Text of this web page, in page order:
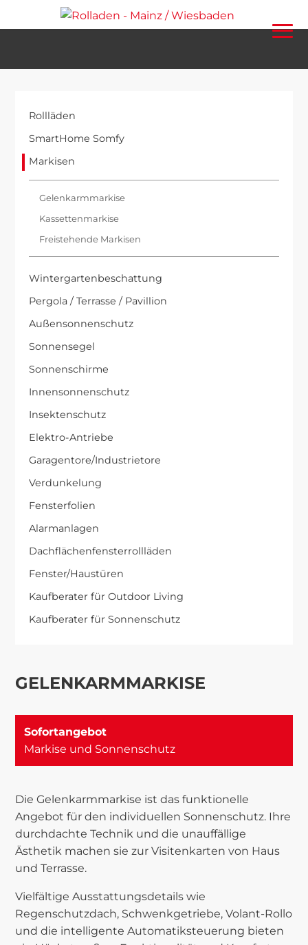
Rollläden
SmartHome Somfy
Markisen
Gelenkarmmarkise
Kassettenmarkise
Freistehende Markisen
Wintergartenbeschattung
Pergola / Terrasse / Pavillion
Außensonnenschutz
Sonnensegel
Sonnenschirme
Innensonnenschutz
Insektenschutz
Elektro-Antriebe
Garagentore/Industrietore
Verdunkelung
Fensterfolien
Alarmanlagen
Dachflächenfensterrollläden
Fenster/Haustüren
Kaufberater für Outdoor Living
Kaufberater für Sonnenschutz
GELENKARMMARKISE
Sofortangebot
Markise und Sonnenschutz
Die Gelenkarmmarkise ist das funktionelle
Angebot für den individuellen Sonnenschutz. Ihre
durchdachte Technik und die unauffällige
Ästhetik machen sie zur Visitenkarten von Haus
und Terrasse.
Vielfältige Ausstattungsdetails wie
Regenschutzdach, Schwenkgetriebe, Volant-Rollo
und die intelligente Automatiksteuerung bieten